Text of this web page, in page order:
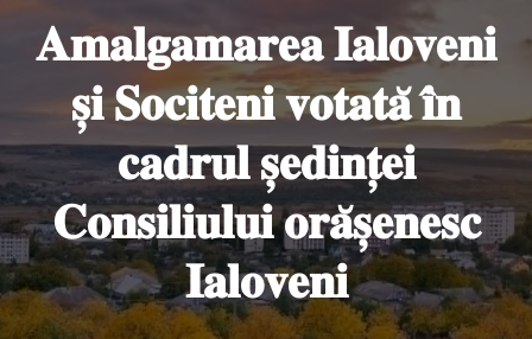
𝐀𝐦𝐚𝐥𝐠𝐚𝐦𝐚𝐫𝐞𝐚 𝐈𝐚𝐥𝐨𝐯𝐞𝐧𝐢
𝐬̦𝐢 𝐒𝐨𝐜𝐢𝐭𝐞𝐧𝐢 𝐯𝐨𝐭𝐚𝐭𝐚̆ 𝐢̂𝐧
𝐜𝐚𝐝𝐫𝐮𝐥 𝐬̦𝐞𝐝𝐢𝐧𝐭̦𝐞𝐢
𝐂𝐨𝐧𝐬𝐢𝐥𝐢𝐮𝐥𝐮𝐢 𝐨𝐫𝐚̆𝐬̦𝐞𝐧𝐞𝐬𝐜
𝐈𝐚𝐥𝐨𝐯𝐞𝐧𝐢